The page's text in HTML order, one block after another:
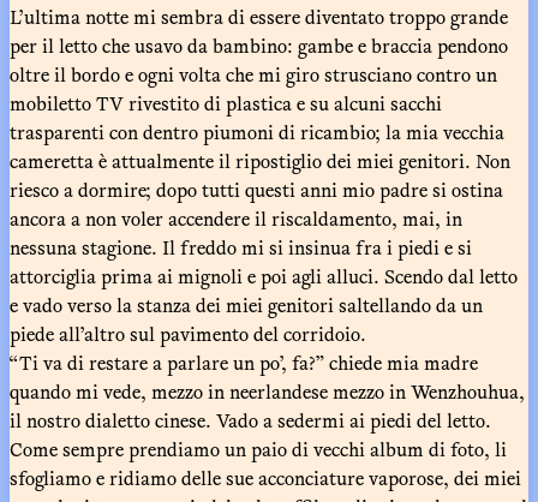
L’ultima notte mi sembra di essere diventato troppo grande
per il letto che usavo da bambino: gambe e braccia pendono
oltre il bordo e ogni volta che mi giro strusciano contro un
mobiletto TV rivestito di plastica e su alcuni sacchi
trasparenti con dentro piumoni di ricambio; la mia vecchia
cameretta è attualmente il ripostiglio dei miei genitori. Non
riesco a dormire; dopo tutti questi anni mio padre si ostina
ancora a non voler accendere il riscaldamento, mai, in
nessuna stagione. Il freddo mi si insinua fra i piedi e si
attorciglia prima ai mignoli e poi agli alluci. Scendo dal letto
e vado verso la stanza dei miei genitori saltellando da un
piede all’altro sul pavimento del corridoio.
“Ti va di restare a parlare un po’, fa?” chiede mia madre
quando mi vede, mezzo in neerlandese mezzo in Wenzhouhua,
il nostro dialetto cinese. Vado a sedermi ai piedi del letto.
Come sempre prendiamo un paio di vecchi album di foto, li
sfogliamo e ridiamo delle sue acconciature vaporose, dei miei